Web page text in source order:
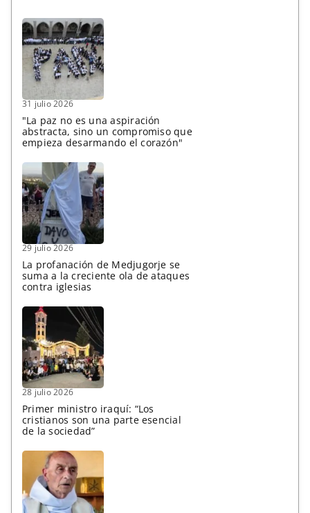
31 julio 2026
"La paz no es una aspiración
abstracta, sino un compromiso que
empieza desarmando el corazón"
29 julio 2026
La profanación de Medjugorje se
suma a la creciente ola de ataques
contra iglesias
28 julio 2026
Primer ministro iraquí: “Los
cristianos son una parte esencial
de la sociedad”